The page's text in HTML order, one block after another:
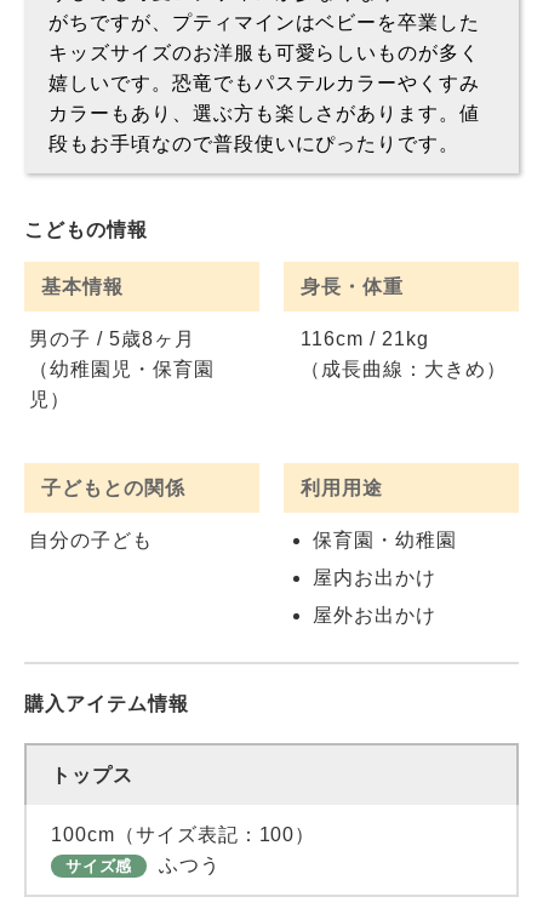
がちですが、プティマインはベビーを卒業した
キッズサイズのお洋服も可愛らしいものが多く
嬉しいです。恐竜でもパステルカラーやくすみ
カラーもあり、選ぶ方も楽しさがあります。値
段もお手頃なので普段使いにぴったりです。
こどもの情報
基本情報
男の子 / 5歳8ヶ月
（幼稚園児・保育園
児）
身長・体重
116cm / 21kg
（成長曲線：大きめ）
子どもとの関係
自分の子ども
利用用途
保育園・幼稚園
屋内お出かけ
屋外お出かけ
購入アイテム情報
トップス
100cm（サイズ表記：100）
サイズ感 ふつう